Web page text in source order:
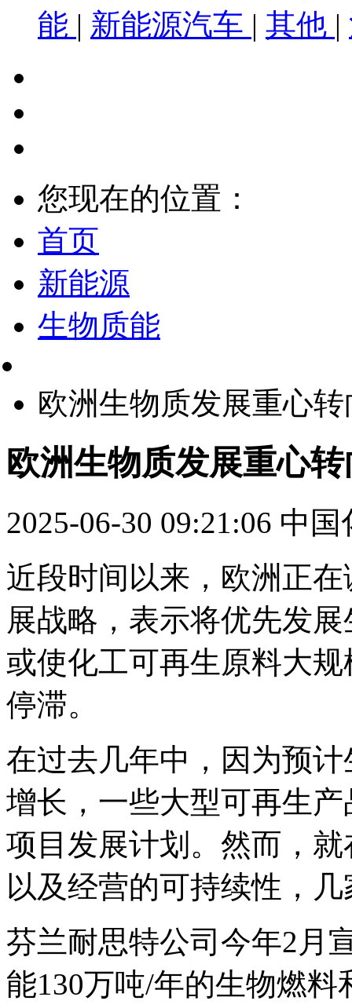
能 | 新能源汽车 | 其他 |
您现在的位置：
首页
新能源
生物质能
欧洲生物质发展重心转
欧洲生物质发展重心
2025-06-30 09:21:06 中
近段时间以来，欧洲正
展战略，表示将优先发
或使化工可再生原料大
停滞。
在过去几年中，因为预
增长，一些大型可再生
项目发展计划。然而，
以及经营的可持续性，
芬兰耐思特公司今年2月
能130万吨/年的生物燃